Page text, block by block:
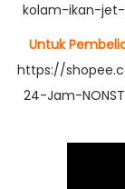
kolam-ikan-
Untuk
https://
24-Jam-